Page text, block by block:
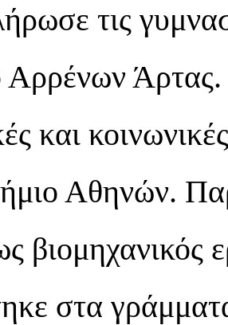
τις
Άρτας.
και
Αθηνών.
βιομηχανικός
στα